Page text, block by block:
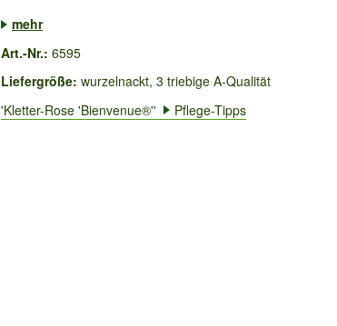
... mehr
Art.-Nr.: 6595
Liefergröße: wurzelnackt, 3 triebige A-Qualität
'Kletter-Rose 'Bienvenue®''
Pflege-Tipps